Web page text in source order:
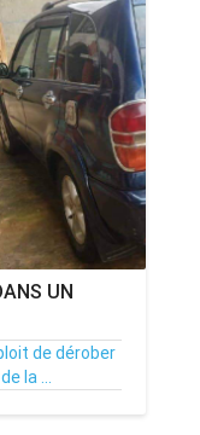
UN
de dérober
la ...
0